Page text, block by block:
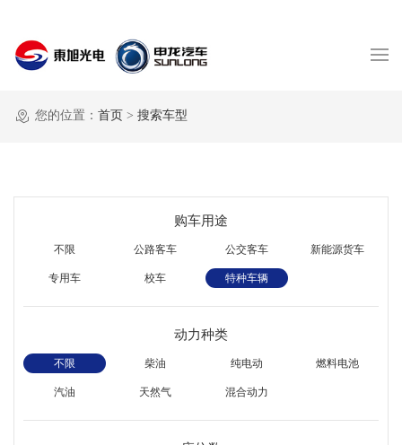
您的位置： 首页 > 搜索车型
购车用途
不限 公路客车 公交客车 新能源货车
专用车 校车 特种车辆
动力种类
不限 柴油 纯电动 燃料电池
汽油 天然气 混合动力